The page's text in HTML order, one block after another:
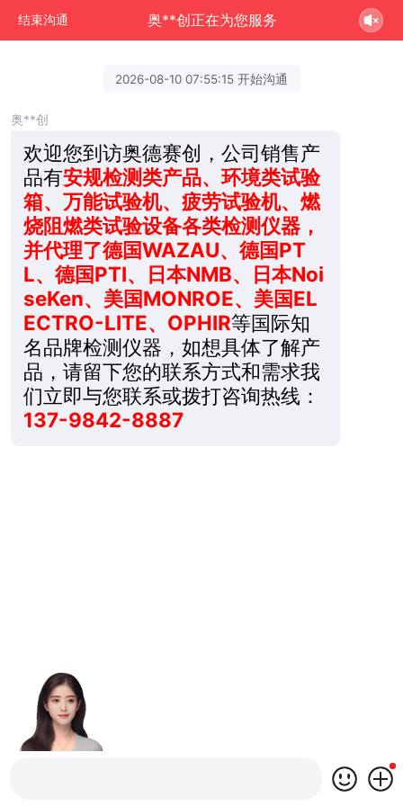
结束沟通 奥**创正在为您服务
2026-08-10 07:55:15 开始沟通
奥**创
欢迎您到访奥德赛创，公司销售产
品有安规检测类产品、环境类试验
箱、万能试验机、疲劳试验机、燃
烧阻燃类试验设备各类检测仪器，
并代理了德国WAZAU、德国PT
L、德国PTI、日本NMB、日本Noi
seKen、美国MONROE、美国EL
ECTRO-LITE、OPHIR等国际知
名品牌检测仪器，如想具体了解产
品，请留下您的联系方式和需求我
们立即与您联系或拨打咨询热线：
137-9842-8887